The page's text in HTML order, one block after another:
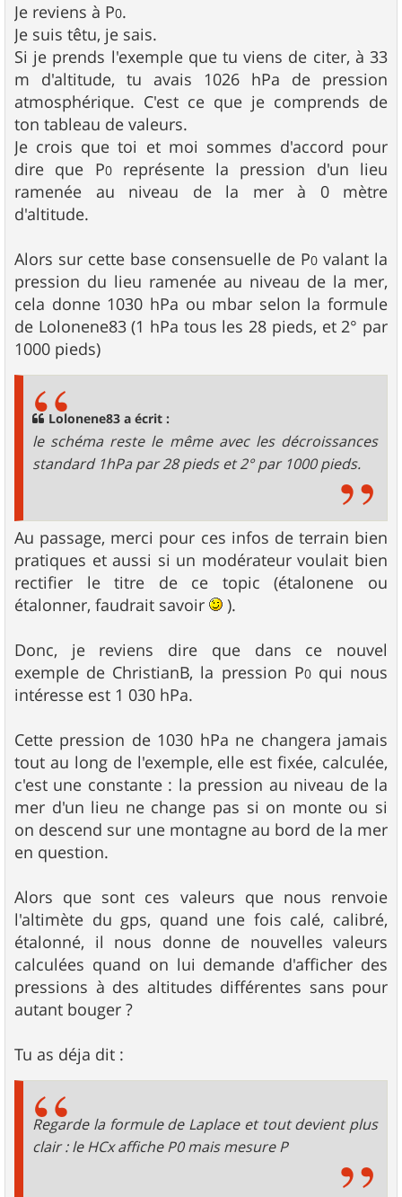
Je reviens à P0.
Je suis têtu, je sais.
Si je prends l'exemple que tu viens de citer, à 33
m d'altitude, tu avais 1026 hPa de pression
atmosphérique. C'est ce que je comprends de
ton tableau de valeurs.
Je crois que toi et moi sommes d'accord pour
dire que P0représente la pression d'un lieu
ramenée au niveau de la mer à 0 mètre
d'altitude.
Alors sur cette base consensuelle de P0 valant la
pression du lieu ramenée au niveau de la mer,
cela donne 1030 hPa ou mbar selon la formule
de Lolonene83 (1 hPa tous les 28 pieds, et 2° par
1000 pieds)
Lolonene83 a écrit :
le schéma reste le même avec les décroissances
standard 1hPa par 28 pieds et 2° par 1000 pieds.
Au passage, merci pour ces infos de terrain bien
pratiques et aussi si un modérateur voulait bien
rectifier le titre de ce topic (étalonene ou
étalonner, faudrait savoir
).
Donc, je reviens dire que dans ce nouvel
exemple de ChristianB, la pression P0qui nous
intéresse est 1 030 hPa.
Cette pression de 1030 hPa ne changera jamais
tout au long de l'exemple, elle est fixée, calculée,
c'est une constante : la pression au niveau de la
mer d'un lieu ne change pas si on monte ou si
on descend sur une montagne au bord de la mer
en question.
Alors que sont ces valeurs que nous renvoie
l'altimète du gps, quand une fois calé, calibré,
étalonné, il nous donne de nouvelles valeurs
calculées quand on lui demande d'afficher des
pressions à des altitudes différentes sans pour
autant bouger ?
Tu as déja dit :
Regarde la formule de Laplace et tout devient plus
clair : le HCx affiche P0 mais mesure P